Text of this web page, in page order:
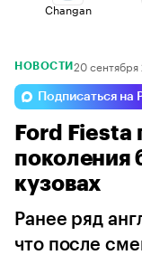
Changan
Voyah
Omoda
НОВОСТИ 20 сентября
Подписаться на
Ford
поколения
кузовах
Ранее ряд
что после